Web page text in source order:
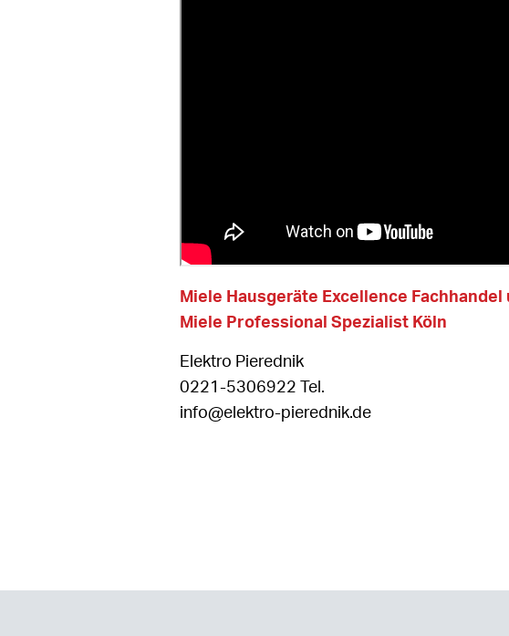
Miele Hausgeräte Excellence
Miele Professional Spezialist Köln
Elektro Pierednik
0221-5306922 Tel.
info@elektro-pierednik.de